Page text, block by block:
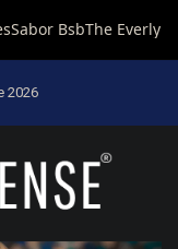
2026
por Brasília